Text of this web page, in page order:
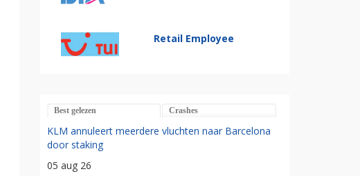
Retail Employee
Best gelezen Crashes
KLM annuleert meerdere vluchten naar Barcelona
door staking
05 aug 26